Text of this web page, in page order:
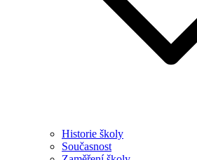
Historie školy
Současnost